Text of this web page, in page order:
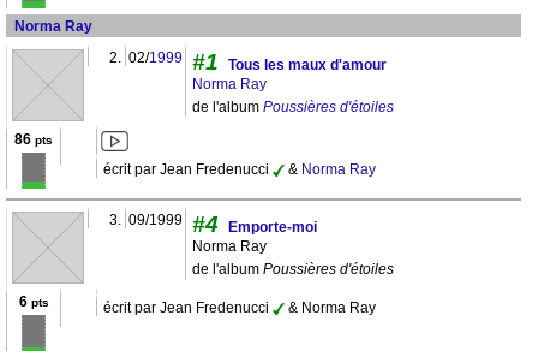
Norma Ray
2. 02/1999 #1
Tous les maux d'amour
Norma Ray
de l'album Poussières d'étoiles
86 pts
écrit par Jean Fredenucci & Norma Ray
3. 09/1999 #4
Emporte-moi
Norma Ray
de l'album Poussières d'étoiles
6pts écrit par Jean Fredenucci & Norma Ray